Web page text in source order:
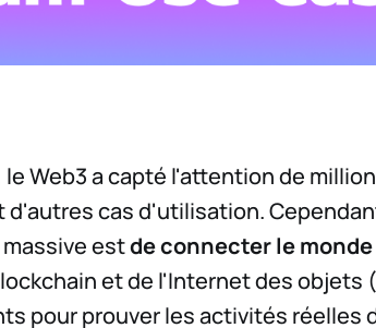
Web3 a capté l'attention de
d'autres cas d'utilisation.
estde connecter le
et de l'Internet des objets
pour prouver les activités réelles